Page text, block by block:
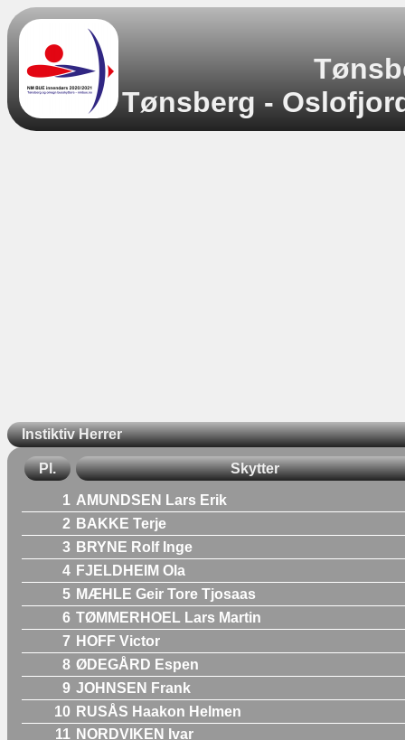
Tønsberg -
Instiktiv Herrer
Pl. Skytter
1 AMUNDSEN Lars Erik
2 BAKKE Terje
3 BRYNE Rolf Inge
4 FJELDHEIM Ola
5 MÆHLE Geir Tore Tjosaas
6 TØMMERHOEL Lars Martin
7 HOFF Victor
8 ØDEGÅRD Espen
9 JOHNSEN Frank
10 RUSÅS Haakon Helmen
11 NORDVIKEN Ivar